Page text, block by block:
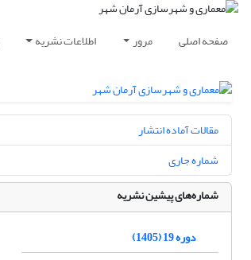
صفحه اصلی مرور اطلاعات نشریه
مقالات آماده انتشار
شماره جاری
شماره‌های پیشین نشریه
دوره 19 (1405)